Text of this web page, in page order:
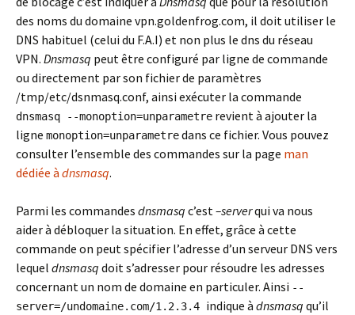
des noms du domaine vpn.goldenfrog.com, il doit utiliser le
DNS habituel (celui du F.A.I) et non plus le dns du réseau
VPN. Dnsmasq peut être configuré par ligne de commande
ou directement par son fichier de paramètres
/tmp/etc/dsnmasq.conf, ainsi exécuter la commande
dnsmasq --monoption=unparametre revient à ajouter la
ligne monoption=unparametredans ce fichier. Vous pouvez
consulter l’ensemble des commandes sur la page man
dédiée à dnsmasq.
Parmi les commandes dnsmasq c’est –serverqui va nous
aider à débloquer la situation. En effet, grâce à cette
commande on peut spécifier l’adresse d’un serveur DNS vers
lequel dnsmasq doit s’adresser pour résoudre les adresses
concernant un nom de domaine en particuler. Ainsi --
server=/undomaine.com/1.2.3.4 indique à dnsmasq qu’il